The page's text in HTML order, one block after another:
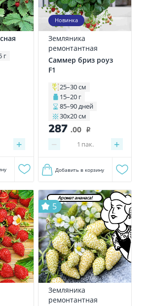
г
+
Новинка
Земляника
ремонтантная
Саммер бриз роуз
F1
25–30 см
15–20 г
85–90 дней
30х20 см
287 .00 i
− +
1 пак.
Добавить в корзину
Аромат ананаса!
5
Земляника
ремонтантная